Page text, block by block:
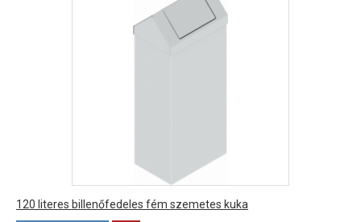
120 literes billenőfedeles fém szemetes kuka